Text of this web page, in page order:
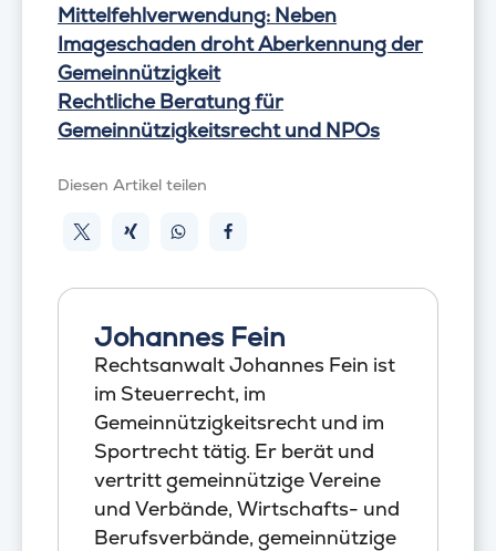
Mittelfehlverwendung: Neben
Imageschaden droht Aberkennung der
Gemeinnützigkeit
Rechtliche Beratung für
Gemeinnützigkeitsrecht und NPOs
Diesen Artikel teilen
Johannes Fein
Rechtsanwalt Johannes Fein ist
im Steuerrecht, im
Gemeinnützigkeitsrecht und im
Sportrecht tätig. Er berät und
vertritt gemeinnützige Vereine
und Verbände, Wirtschafts- und
Berufsverbände, gemeinnützige